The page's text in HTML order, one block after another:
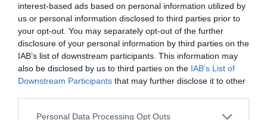
interest-based ads based on personal information utilized by
us or personal information disclosed to third parties prior to
your opt-out. You may separately opt-out of the further
disclosure of your personal information by third parties on the
IAB’s list of downstream participants. This information may
also be disclosed by us to third parties on the IAB’s List of
Downstream Participants that may further disclose it to other
Personal Data Processing Opt Outs